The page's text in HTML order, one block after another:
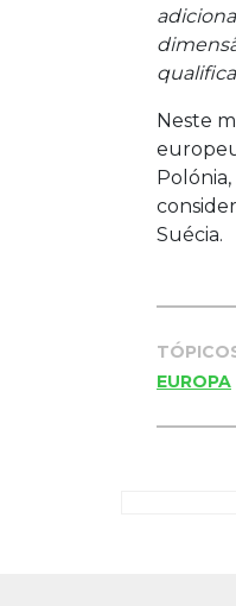
Neste
Suécia.
EUROPA